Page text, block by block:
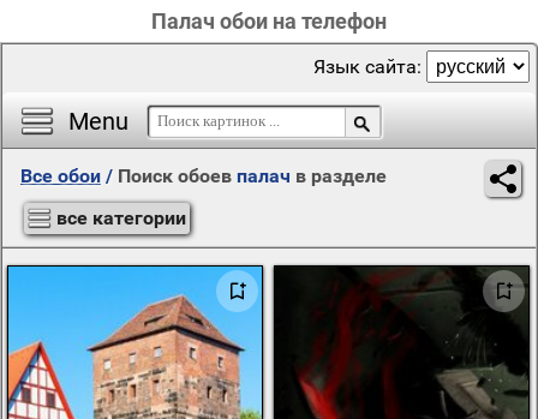
Палач обои на телефон
Menu
Язык сайта:
Все обои / Поиск обоев палач в разделе
все категории